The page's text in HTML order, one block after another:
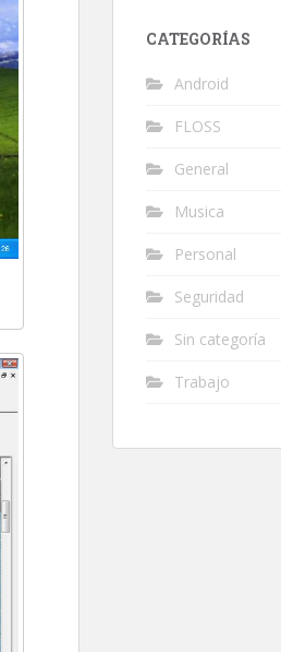
CATEGORÍAS
Android
FLOSS
General
Musica
Personal
Seguridad
Sin categoría
Trabajo